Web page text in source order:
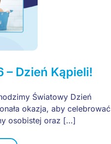
– Dzień Kąpieli!
Światowy Dzień
okazja, aby celebrować
osobistej oraz […]